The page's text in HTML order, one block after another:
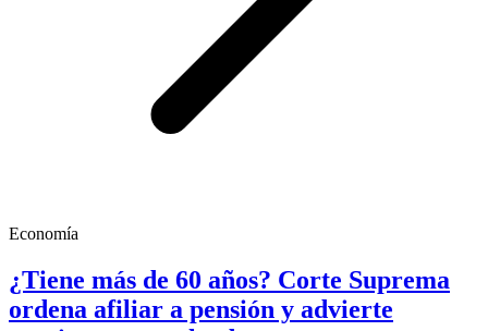
Economía
¿Tiene más de 60 años? Corte Suprema
ordena afiliar a pensión y advierte